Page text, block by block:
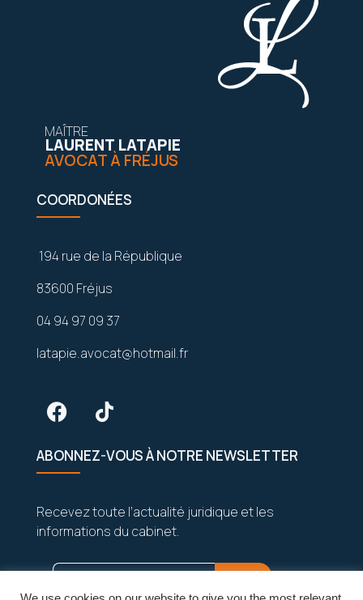
MAÎTRE
LAURENT LATAPIE
AVOCAT À FRÉJUS
COORDONÉES
194 rue de la République
83600 Fréjus
04 94 97 09 37
latapie.avocat@hotmail.fr
ABONNEZ-VOUS À NOTRE NEWSLETTER
Recevez toute l’actualité juridique et les
informations du cabinet.